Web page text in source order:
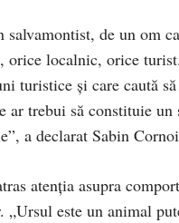
salvamontist, de un om
orice localnic, orice
turistice și care caută
ar trebui să constituie
a declarat Sabin
atenția asupra
este un animal